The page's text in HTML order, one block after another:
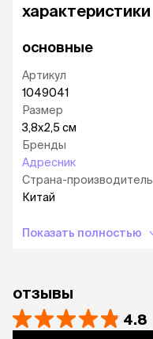
характеристики
основные
Артикул
1049041
Размер
3,8х2,5 см
Бренды
Адресник
Страна-производитель
Китай
Показать полностью
отзывы
4.8